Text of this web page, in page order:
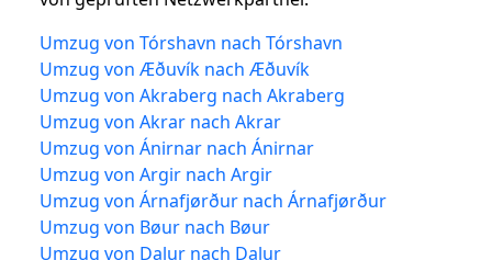
Umzug von Tórshavn nach Tórshavn
Umzug von Æðuvík nach Æðuvík
Umzug von Akraberg nach Akraberg
Umzug von Akrar nach Akrar
Umzug von Ánirnar nach Ánirnar
Umzug von Argir nach Argir
Umzug von Árnafjørður nach Árnafjørður
Umzug von Bøur nach Bøur
Umzug von Dalur nach Dalur